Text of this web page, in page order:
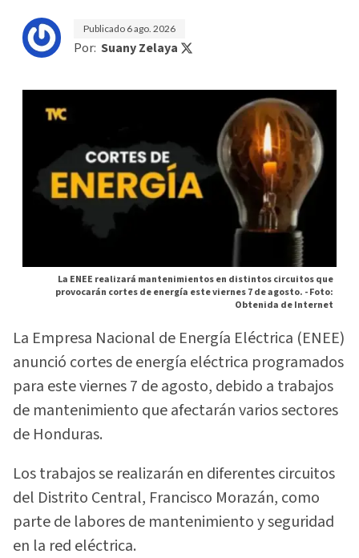
Publicado 6 ago. 2026
Por: Suany Zelaya
La ENEE realizará mantenimientos en distintos circuitos que
provocarán cortes de energía este viernes 7 de agosto. -Foto:
Obtenida de Internet
La Empresa Nacional de Energía Eléctrica (ENEE)
anunció cortes de energía eléctrica programados
para este viernes 7 de agosto, debido a trabajos
de mantenimiento que afectarán varios sectores
de Honduras.
Los trabajos se realizarán en diferentes circuitos
del Distrito Central, Francisco Morazán, como
parte de labores de mantenimiento y seguridad
en la red eléctrica.